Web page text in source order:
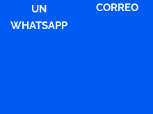
UN
WHATSAPP
CORREO